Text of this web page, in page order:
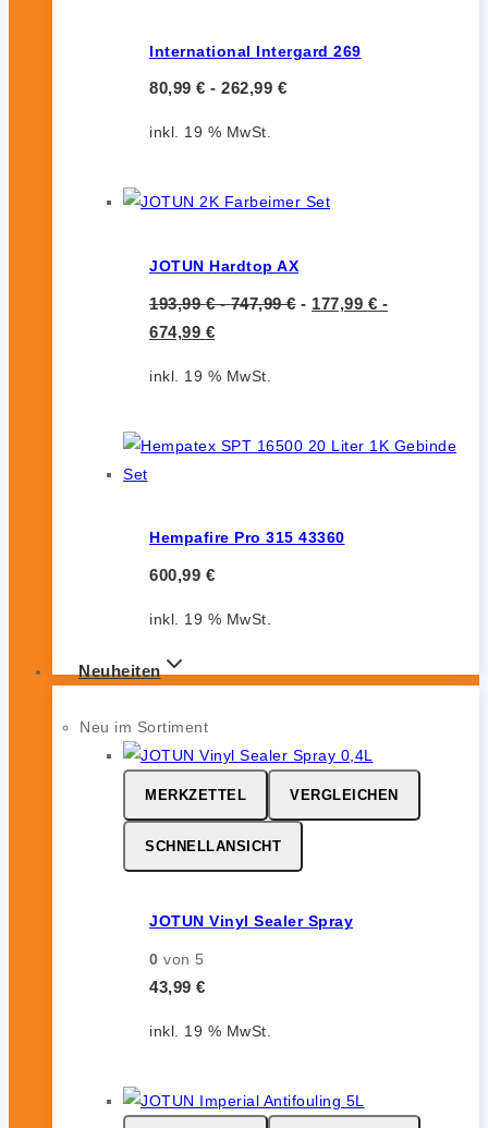
International Intergard 269
80,99 € - 262,99 €
inkl. 19 % MwSt.
JOTUN Hardtop AX
193,99€-747,99€- 177,99 € -
674,99 €
inkl. 19 % MwSt.
Hempafire Pro 315 43360
600,99 €
inkl. 19 % MwSt.
Neuheiten
Neu im Sortiment
MERKZETTEL VERGLEICHEN
SCHNELLANSICHT
JOTUN Vinyl Sealer Spray
0 von 5
43,99 €
inkl. 19 % MwSt.